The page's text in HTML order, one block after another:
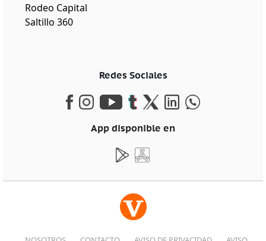
Rodeo Capital
Saltillo 360
Redes Sociales
App disponible en